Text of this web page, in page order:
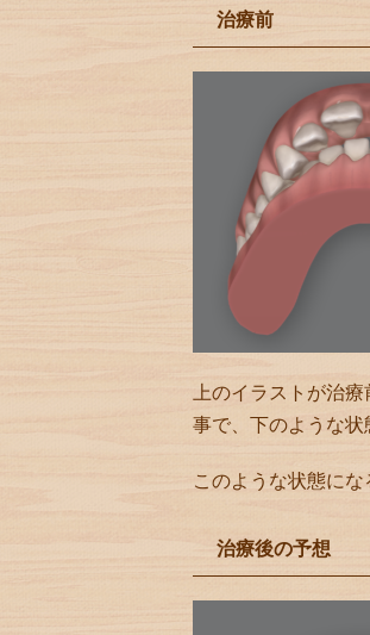
治療前
上のイラストが治
事で、下のような状
このような状態にな
治療後の予想